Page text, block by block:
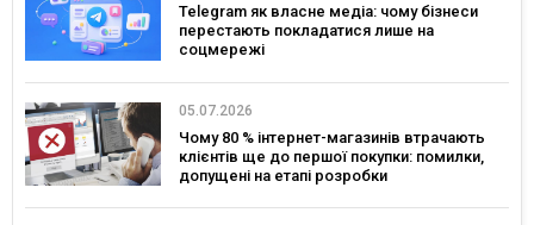
Telegram як власне медіа: чому бізнеси
перестають покладатися лише на
соцмережі
05.07.2026
Чому 80 % інтернет-магазинів втрачають
клієнтів ще до першої покупки: помилки,
допущені на етапі розробки